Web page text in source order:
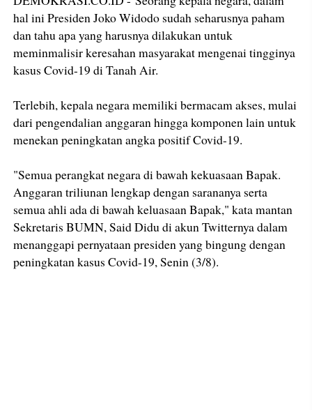
hal ini Presiden Joko Widodo sudah seharusnya paham
dan tahu apa yang harusnya dilakukan untuk
meminmalisir keresahan masyarakat mengenai tingginya
kasus Covid-19 di Tanah Air.
Terlebih, kepala negara memiliki bermacam akses, mulai
dari pengendalian anggaran hingga komponen lain untuk
menekan peningkatan angka positif Covid-19.
"Semua perangkat negara di bawah kekuasaan Bapak.
Anggaran triliunan lengkap dengan sarananya serta
semua ahli ada di bawah keluasaan Bapak," kata mantan
Sekretaris BUMN, Said Didu di akun Twitternya dalam
menanggapi pernyataan presiden yang bingung dengan
peningkatan kasus Covid-19, Senin (3/8).